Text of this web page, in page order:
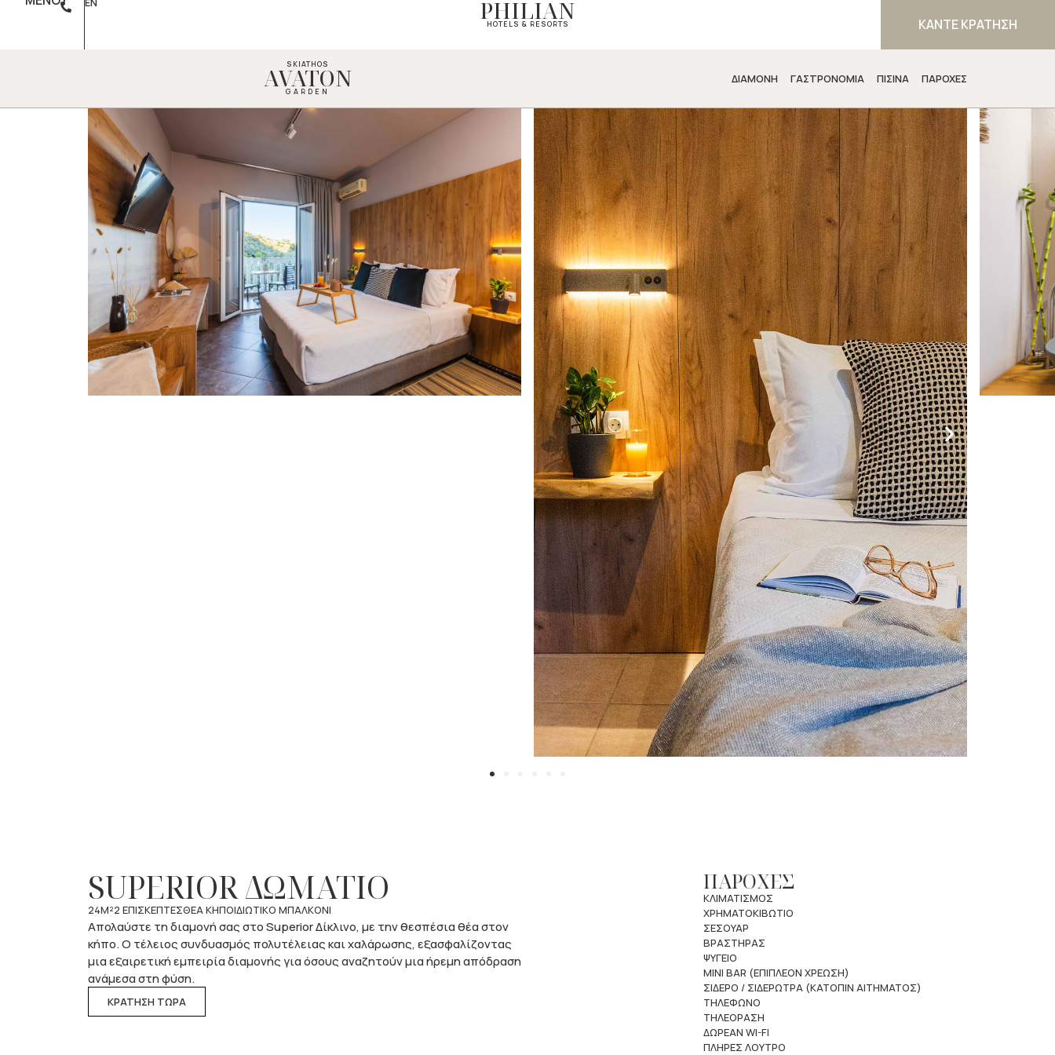
PHILIAN
HOTELS & RESORTS ΚΑΝΤΕ ΚΡΑΤΗΣΗ
SKIATHOS
AVATON
GARDEN
ΔΙΑΜΟΝΗ ΓΑΣΤΡΟΝΟΜΙΑ ΠΙΣΙΝΑ ΠΑΡΟΧΕΣ
SUPERIOR ΔΩΜΑΤΙΟ
24M²2 ΕΠΙΣΚΕΠΤΕΣΘΕΑ ΚΗΠΟΙΔΙΩΤΙΚΟ ΜΠΑΛΚΟΝΙ
Απολαύστε τη διαμονή σας στο Superior Δίκλινο, με την θεσπέσια θέα στον
κήπο. Ο τέλειος συνδυασμός πολυτέλειας και χαλάρωσης, εξασφαλίζοντας
μια εξαιρετική εμπειρία διαμονής για όσους αναζητούν μια ήρεμη απόδραση
ανάμεσα στη φύση.
ΚΡΑΤΗΣΗ ΤΩΡΑ
ΠΑΡΟΧΕΣ
ΚΛΙΜΑΤΙΣΜΟΣ
ΧΡΗΜΑΤΟΚΙΒΩΤΙΟ
ΣΕΣΟΥΑΡ
ΒΡΑΣΤΗΡΑΣ
ΨΥΓΕΙΟ
MINI BAR (ΕΠΙΠΛΕΟΝ ΧΡΕΩΣΗ)
ΣΙΔΕΡΟ / ΣΙΔΕΡΩΤΡΑ (ΚΑΤΟΠΙΝ ΑΙΤΗΜΑΤΟΣ)
ΤΗΛΕΦΩΝΟ
ΤΗΛΕΟΡΑΣΗ
ΔΩΡΕΑΝ WI-FI
ΠΛΗΡΕΣ ΛΟΥΤΡΟ